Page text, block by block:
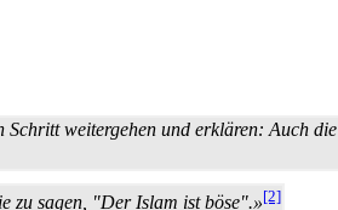
Schritt weitergehen und erklären: Auch die
zu sagen, "Der Islam ist böse".»[2]